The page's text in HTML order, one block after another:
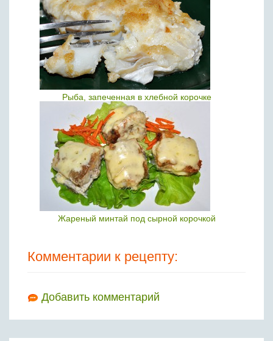
Рыба, запеченная в хлебной корочке
Жареный минтай под сырной корочкой
Комментарии к рецепту:
Добавить комментарий